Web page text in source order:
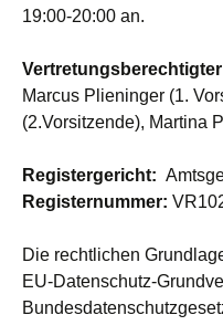
19:00-20:00 an.
Marcus Plieninger (1.
(2.Vorsitzende), Martina
Registergericht:
Registernummer:
Die rechtlichen
EU-Datenschutz-